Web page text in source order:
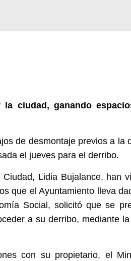
ciudad, ganando
de desmontaje previos a la
el jueves para el derribo.
Lidia Bujalance, han
que el Ayuntamiento lleva
Social, solicitó que se
a su derribo, mediante
con su propietario, el